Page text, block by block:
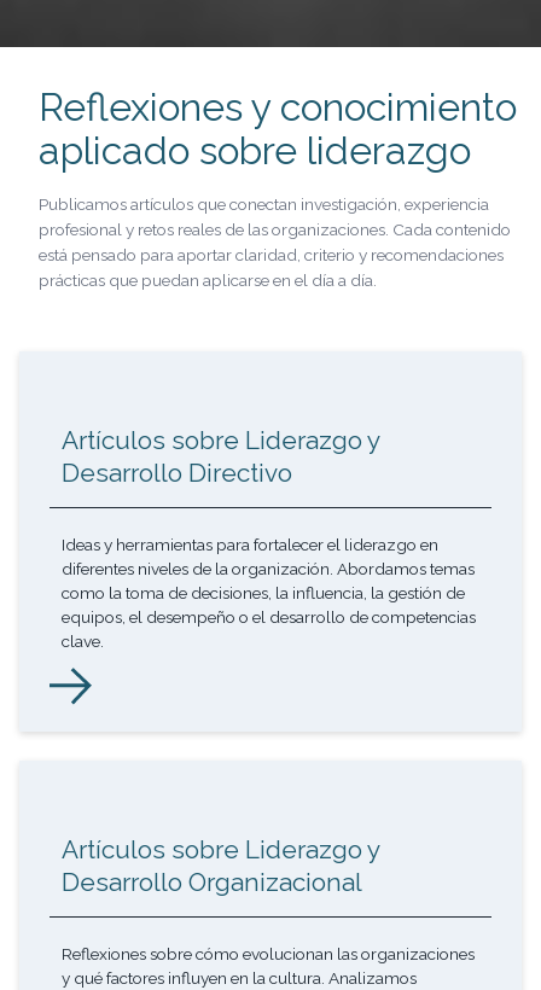
Reflexiones y conocimiento
aplicado sobre liderazgo
Publicamos artículos que conectan investigación, experiencia
profesional y retos reales de las organizaciones. Cada contenido
está pensado para aportar claridad, criterio y recomendaciones
prácticas que puedan aplicarse en el día a día.
Artículos sobre Liderazgo y
Desarrollo Directivo
Ideas y herramientas para fortalecer el liderazgo en
diferentes niveles de la organización. Abordamos temas
como la toma de decisiones, la influencia, la gestión de
equipos, el desempeño o el desarrollo de competencias
clave.
Artículos sobre Liderazgo y
Desarrollo Organizacional
Reflexiones sobre cómo evolucionan las organizaciones
y qué factores influyen en la cultura. Analizamos